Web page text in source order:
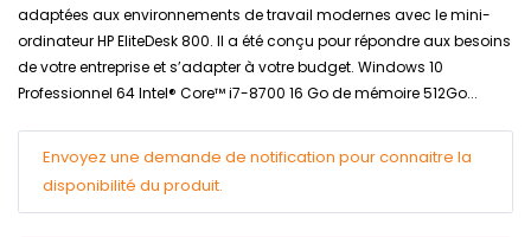
adaptées aux environnements de travail modernes avec le mini-
ordinateur HP EliteDesk 800. Il a été conçu pour répondre aux besoins
de votre entreprise et s’adapter à votre budget. Windows 10
Professionnel 64 Intel® Core™ i7-8700 16 Go de mémoire 512Go...
Envoyez une demande de notification pour connaitre la
disponibilité du produit.